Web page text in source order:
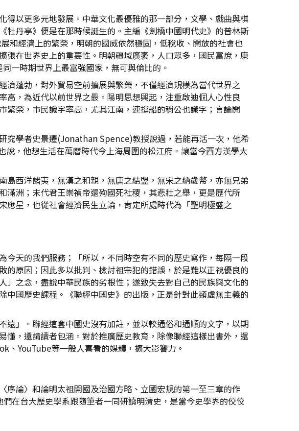
以更多元地發展。中華文化最優雅的那一部分，文學、戲曲與棋
丹亭》便是在那時候誕生的。主編《劍橋中國明代史》的普林斯
和經濟上的繁榮，明朝的國威依然穩固，低稅收、開放的社會也
在世界史上的重要性。明朝疆域廣袤，人口眾多，國民富庶，康
一時期世界上最富強國家，無可與倫比的。
蓬勃，對外貿易空前擴展與繁榮，不僅經濟規模為當代世界之
，為近代以前世界之最。陽明思想興起，注重啟迪個人心性良
榮，市民識字率高，尤其江南，連撐船的稍公也識字；言論開
究學者史景遷(Jonathan Spence)教授說過，若能再活一次，他希
，他想生活在萬曆時代今上海周圍的松江府。讓當今西方漢學大
西洋諸夷，無漢之和親，無唐之結盟，無宋之納歲幣，亦無兄弟
洲；末代君王崇禎帝還殉國死社稷，其悲壯之舉，更是歷代所
星，也從社會經濟民生立論，肯定所處時代為「聖明極盛之
天的我們服務；「所以，不同時空有不同的歷史寫作，每隔一段
原因；因此多以批判、檢討祖宗犯的錯誤，於是難以正視優良的
之念，盡說中華民族的劣根性；遂致失去對自己的民族與文化的
國歷史課程。《聯經中國史》的出版，正是針對此類虛無主義的
」。聯經這套中國史沒有加註，並以較通俗和通順的文字，以期
，還請讀者包涵。對於推廣歷史教育，除像聯經這樣出書外，還
、YouTube等一般人喜看的媒體，擴大影響力。
論〉和論明太祖開國及治國方略、立國宏規的第一至三章的作
在台大歷史學系跟隨筆者一同研讀明清史，是當今史學界的佼佼